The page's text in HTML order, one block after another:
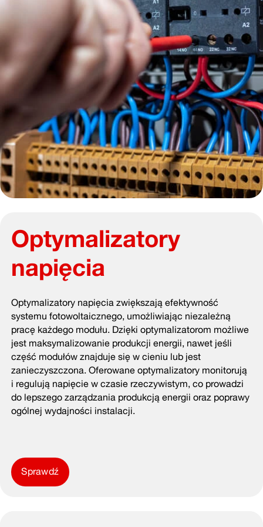
Optymalizatory
napięcia
Optymalizatory napięcia zwiększają efektywność
systemu fotowoltaicznego, umożliwiając niezależną
pracę każdego modułu. Dzięki optymalizatorom możliwe
jest maksymalizowanie produkcji energii, nawet jeśli
część modułów znajduje się w cieniu lub jest
zanieczyszczona. Oferowane optymalizatory monitorują
i regulują napięcie w czasie rzeczywistym, co prowadzi
do lepszego zarządzania produkcją energii oraz poprawy
ogólnej wydajności instalacji.
Sprawdź